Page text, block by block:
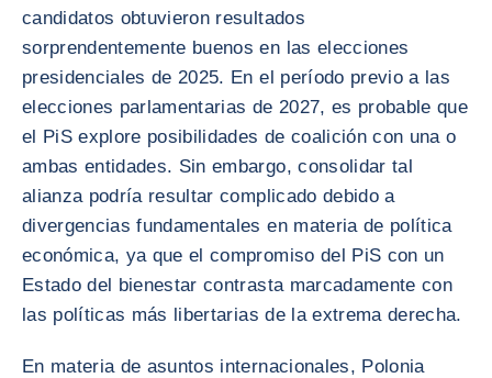
candidatos obtuvieron resultados
sorprendentemente buenos en las elecciones
presidenciales de 2025. En el período previo a las
elecciones parlamentarias de 2027, es probable que
el PiS explore posibilidades de coalición con una o
ambas entidades. Sin embargo, consolidar tal
alianza podría resultar complicado debido a
divergencias fundamentales en materia de política
económica, ya que el compromiso del PiS con un
Estado del bienestar contrasta marcadamente con
las políticas más libertarias de la extrema derecha.
En materia de asuntos internacionales, Polonia